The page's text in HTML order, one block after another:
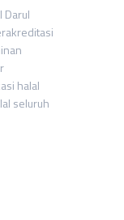
Darul
halal
seluruh